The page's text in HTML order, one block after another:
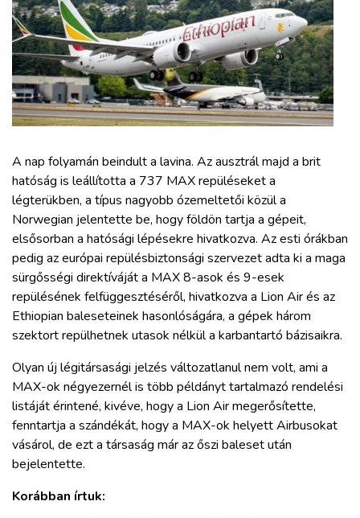
ZÖLDÚT
HAJÓZÁS
BLOG
ARCHÍVUM
WEBSHOP
BELÉPÉS
REGISZTRÁCIÓ
A nap folyamán beindult a lavina. Az ausztrál majd a brit
hatóság is leállította a 737 MAX repüléseket a
légterükben, a típus nagyobb ózemeltetői közül a
Norwegian jelentette be, hogy földön tartja a gépeit,
elsősorban a hatósági lépésekre hivatkozva. Az esti órákban
pedig az európai repülésbiztonsági szervezet adta ki a maga
sürgősségi direktíváját a MAX 8-asok és 9-esek
repülésének felfüggesztéséről, hivatkozva a Lion Air és az
Ethiopian baleseteinek hasonlóságára, a gépek három
szektort repülhetnek utasok nélkül a karbantartó bázisaikra.
Olyan új légitársasági jelzés változatlanul nem volt, ami a
MAX-ok négyezernél is több példányt tartalmazó rendelési
listáját érintené, kivéve, hogy a Lion Air megerősítette,
fenntartja a szándékát, hogy a MAX-ok helyett Airbusokat
vásárol, de ezt a társaság már az őszi baleset után
bejelentette.
Korábban írtuk: